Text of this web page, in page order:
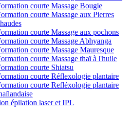
courte Massage Bougie
courte Massage aux Pierres
courte Massage aux pochons
courte Massage Abhyanga
courte Massage Mauresque
courte Massage thaï à l'huile
courte Shiatsu
courte Réflexologie plantaire
courte Refléxologie plantaire
épilation laser et IPL